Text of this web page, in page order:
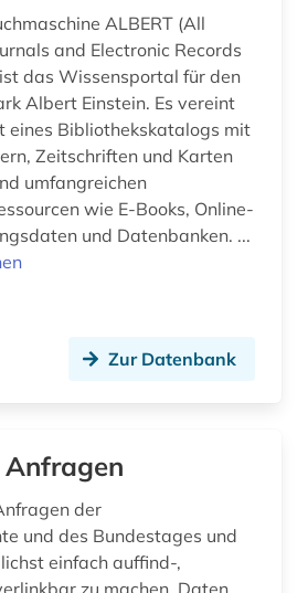
ALBERT (All
and Electronic Records
das Wissensportal für den
Albert Einstein. Es vereint
eines Bibliothekskatalogs mit
Zeitschriften und Karten
umfangreichen
wie E-Books, Online-
und Datenbanken. ...
Zur Datenbank
Anfragen
der
und des Bundestages und
einfach auffind-,